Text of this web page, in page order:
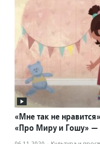
«Мне так не
«Про Миру и Гошу» —